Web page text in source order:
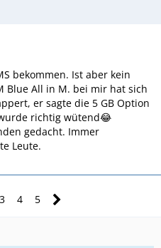
bekommen. Ist aber kein
Blue All in M. bei mir hat sich
er sagte die 5 GB Option
richtig wütend😂
gedacht. Immer
Leute.
3 4 5